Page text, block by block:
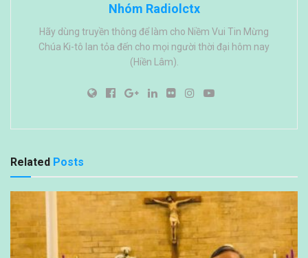
Nhóm Radiolctx
Hãy dùng truyền thông để làm cho Niềm Vui Tin Mừng
Chúa Ki-tô lan tỏa đến cho mọi người thời đại hôm nay
(Hiền Lâm).
Related Posts